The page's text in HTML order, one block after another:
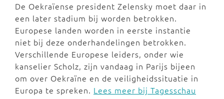
De Oekraïense president Zelensky moet daar in
een later stadium bij worden betrokken.
Europese landen worden in eerste instantie
niet bij deze onderhandelingen betrokken.
Verschillende Europese leiders, onder wie
kanselier Scholz, zijn vandaag in Parijs bijeen
om over Oekraïne en de veiligheidssituatie in
Europa te spreken. Lees meer bij Tagesschau